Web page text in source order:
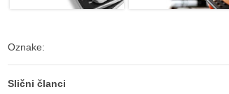
Oznake:
Slični članci